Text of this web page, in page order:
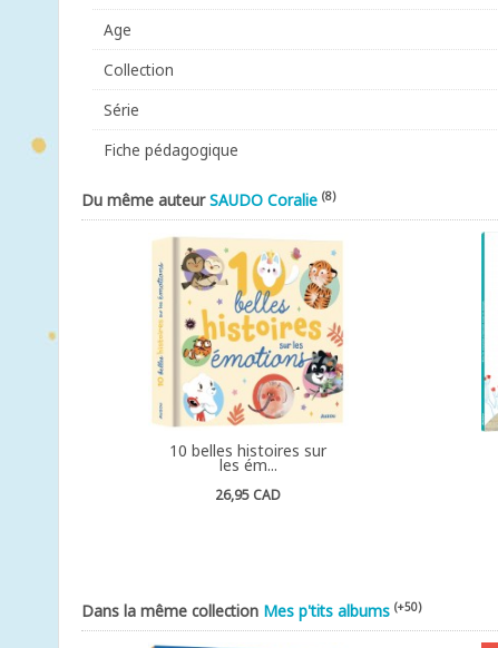
Age
Collection
Série
Fiche pédagogique
Du même auteurSAUDO Coralie (8)
10 belles histoires sur
les ém...
26,95 CAD
Dans la même collection Mes p'tits albums (+50)